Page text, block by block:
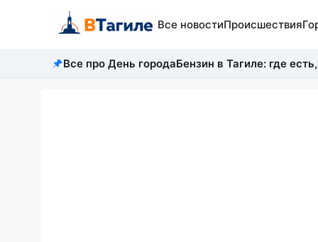
Все новостиПроисшествия
Все про День городаБензин в Тагиле: где